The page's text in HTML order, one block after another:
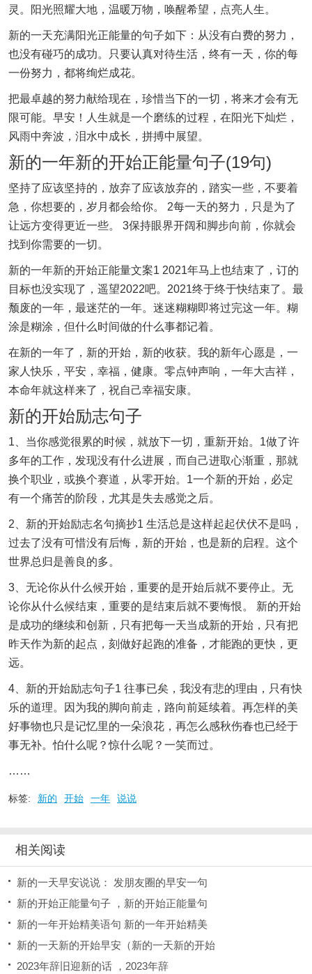
灵。阳光照耀大地，温暖万物，唤醒希望，点亮人生。
新的一天充满阳光正能量的句子如下：从没有白费的努力，
也没有碰巧的成功。只要认真对待生活，终有一天，你的每
一份努力，都将绚烂成花。
把最卓越的努力献给现在，珍惜当下的一切，将来才会有无
限可能。早安！人生就是一个磨练的过程，在阳光下灿烂，
风雨中奔波，泪水中成长，拼搏中展望。
新的一年新的开始正能量句子(19句)
坚持了应该坚持的，放弃了应该放弃的，踏实一些，不要着
急，你想要的，岁月都会给你。 2每一天的努力，只是为了
让远方变得更近一些。 3保持眼界开阔和脚步向前，你就会
找到你需要的一切。
新的一年新的开始正能量文案1 2021年马上也结束了，订的
目标也没实现了，遥望2022吧。2021终于终于快结束了。最
颓废的一年，最迷茫的一年。迷迷糊糊即将过完这一年。糊
涂是糊涂，但什么时间做的什么事都记着。
在新的一年了，新的开始，新的收获。我的新年心愿是，一
家人快乐，平安，幸福，健康。零点钟声响，一年大吉祥，
本命年就这样来了，祝自己幸福安康。
新的开始励志句子
1、当你感觉很累的时候，就放下一切，重新开始。1做了许
多年的工作，发现没有什么进展，而自己进取心渐重，那就
换个职业，或换个赛道，从零开始。1一个新的开始，必定
有一个痛苦的阶段，尤其是失去感觉之后。
2、新的开始励志名句摘抄1 生活总是这样起起伏伏不是吗，
过去了没有可惜没有后悔，新的开始，也是新的启程。这个
世界总归是善良的多。
3、无论你从什么候开始，重要的是开始后就不要停止。无
论你从什么候结束，重要的是结束后就不要悔恨。 新的开始
是成功的继续和创新，只有把每一天当成新的开始，只有把
昨天作为新的起点，刻做好起跑的准备，才能跑的更快，更
远。
4、新的开始励志句子1 往事已矣，我没有悲的理由，只有快
乐的道理。因为我的脚向前走，路向前延续着。再怎样的美
好事物也只是记忆里的一朵浪花，再怎么感秋伤春也已经于
事无补。怕什么呢？惊什么呢？一笑而过。
……
标签: 新的 开始 一年 说说
相关阅读
新的一天早安说说： 发朋友圈的早安一句
新的开始正能量句子 ，新的开始正能量句
新的一年开始精美语句 新的一年开始精美
新的一天新的开始早安（新的一天新的开始
2023年辞旧迎新的话 ，2023年辞